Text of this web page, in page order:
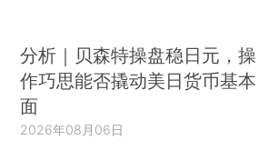
分析｜贝森特操盘稳日元，操
作巧思能否撬动美日货币基本
面
2026年08月06日